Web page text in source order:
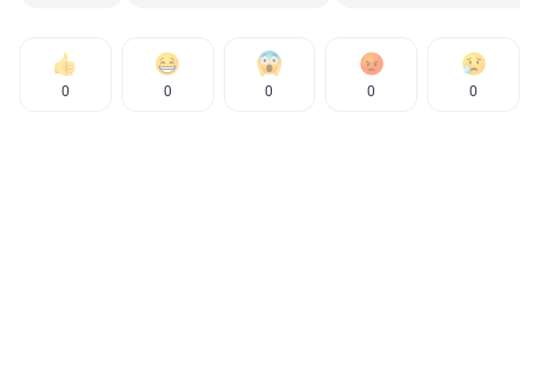
0 0 0 0 0